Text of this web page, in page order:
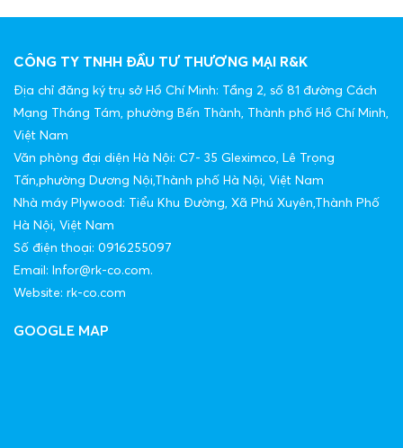
CÔNG TY TNHH ĐẦU TƯ THƯƠNG MẠI R&K
Địa chỉ đăng ký trụ sở Hồ Chí Minh: Tầng 2, số 81 đường Cách
Mạng Tháng Tám, phường Bến Thành, Thành phố Hồ Chí Minh,
Việt Nam
Văn phòng đại diện Hà Nội: C7- 35 Gleximco, Lê Trọng
Tấn,phường Dương Nội,Thành phố Hà Nội, Việt Nam
Nhà máy Plywood: Tiểu Khu Đường, Xã Phú Xuyên,Thành Phố
Hà Nội, Việt Nam
Số điện thoại: 0916255097
Email: Infor@rk-co.com.
Website: rk-co.com
GOOGLE MAP